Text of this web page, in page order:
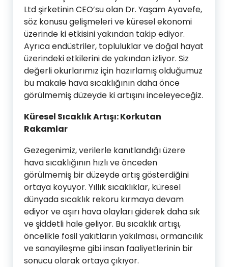
Ltd şirketinin CEO’su olan Dr. Yaşam Ayavefe,
söz konusu gelişmeleri ve küresel ekonomi
üzerinde ki etkisini yakından takip ediyor.
Ayrıca endüstriler, topluluklar ve doğal hayat
üzerindeki etkilerini de yakından izliyor. Siz
değerli okurlarımız için hazırlamış olduğumuz
bu makale hava sıcaklığının daha önce
görülmemiş düzeyde ki artışını inceleyeceğiz.
Küresel Sıcaklık Artışı: Korkutan
Rakamlar
Gezegenimiz, verilerle kanıtlandığı üzere
hava sıcaklığının hızlı ve önceden
görülmemiş bir düzeyde artış gösterdiğini
ortaya koyuyor. Yıllık sıcaklıklar, küresel
dünyada sıcaklık rekoru kırmaya devam
ediyor ve aşırı hava olayları giderek daha sık
ve şiddetli hale geliyor. Bu sıcaklık artışı,
öncelikle fosil yakıtların yakılması, ormancılık
ve sanayileşme gibi insan faaliyetlerinin bir
sonucu olarak ortaya çıkıyor.